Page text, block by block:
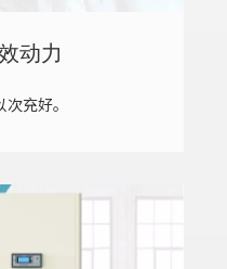
动力
充好。